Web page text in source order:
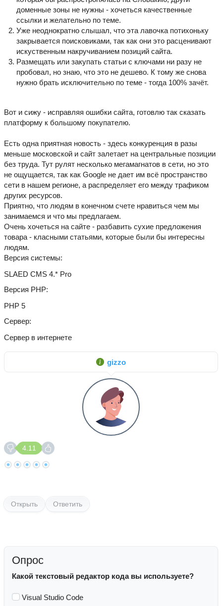
доменные зоны не нужны - хочеться качественные
ссылки и желательно по теме.
Уже неоднократно слышал, что эта лавочка потихоньку
закрывается поисковиками, так как они это расценивают
искуственным накручиванием позиций сайта.
Размещать или закупать статьи с ключами ни разу не
пробовал, но знаю, что это не дешево. К тому же снова
нужно брать исключительно по теме - тогда 100% зачёт.
Вот и сижу - исправляя ошибки сайта, готовлю так сказать
платформу к большому покупателю.
Есть одна приятная новость - здесь конкуренция в разы
меньше московской и сайт залетает на центральные позиции
без труда. Тут рулят несколько мегамагнатов в сети, но это
не ощущается, так как Google не дает им всё пространство
сети в нашем регионе, а распределяет его между трафиком
других ресурсов.
Приятно, что людям в конечном счете нравиться чем мы
занимаемся и что мы предлагаем.
Очень хочеться на сайте - разбавить сухие предложения
товара - класными статьями, которые были бы интересны
людям.
Версия системы
SLAED CMS 4.* Pro
Версия PHP
PHP 5
Сервер
Сервер в интернете
gizzo
4.11
Открыть Ответить
Опрос
Какой текстовый редактор кода вы используете?
Visual Studio Code